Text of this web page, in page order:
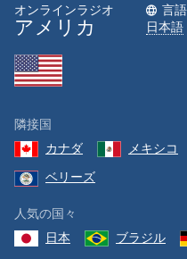
Font
Family
Done
Close
Dialog
dialog
オンラインラジオ
アメリカ
言
日本語
隣接国
カナダ
メキシコ
ベリーズ
人気の国々
日本
ブラジル